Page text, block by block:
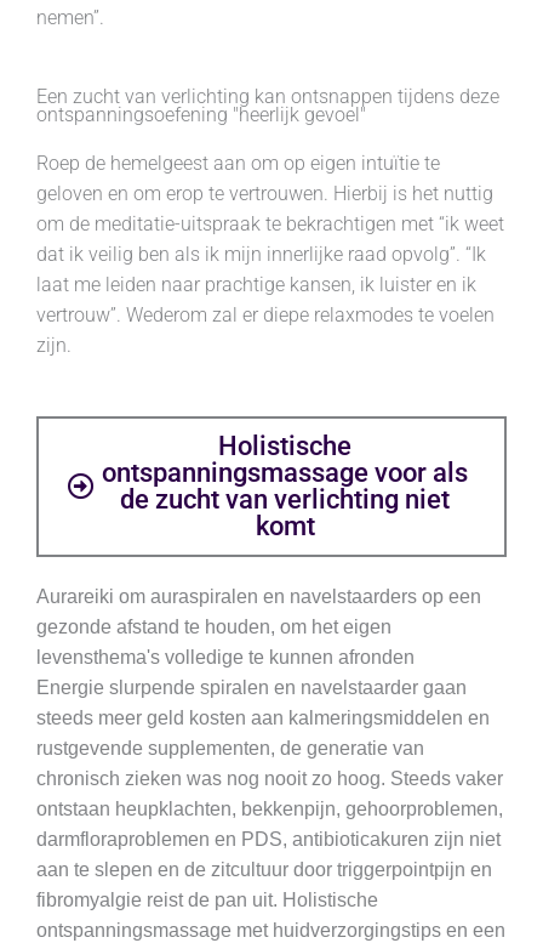
nemen”.
Een zucht van verlichting kan ontsnappen tijdens deze
ontspanningsoefening "heerlijk gevoel"
Roep de hemelgeest aan om op eigen intuïtie te
geloven en om erop te vertrouwen. Hierbij is het nuttig
om de meditatie-uitspraak te bekrachtigen met “ik weet
dat ik veilig ben als ik mijn innerlijke raad opvolg”. “Ik
laat me leiden naar prachtige kansen, ik luister en ik
vertrouw”. Wederom zal er diepe relaxmodes te voelen
zijn.
Holistische
ontspanningsmassage voor als
de zucht van verlichting niet
komt
Aurareiki om auraspiralen en navelstaarders op een
gezonde afstand te houden, om het eigen
levensthema's volledige te kunnen afronden
Energie slurpende spiralen en navelstaarder gaan
steeds meer geld kosten aan kalmeringsmiddelen en
rustgevende supplementen, de generatie van
chronisch zieken was nog nooit zo hoog. Steeds vaker
ontstaan heupklachten, bekkenpijn, gehoorproblemen,
darmfloraproblemen en PDS, antibioticakuren zijn niet
aan te slepen en de zitcultuur door triggerpointpijn en
fibromyalgie reist de pan uit. Holistische
ontspanningsmassage met huidverzorgingstips en een